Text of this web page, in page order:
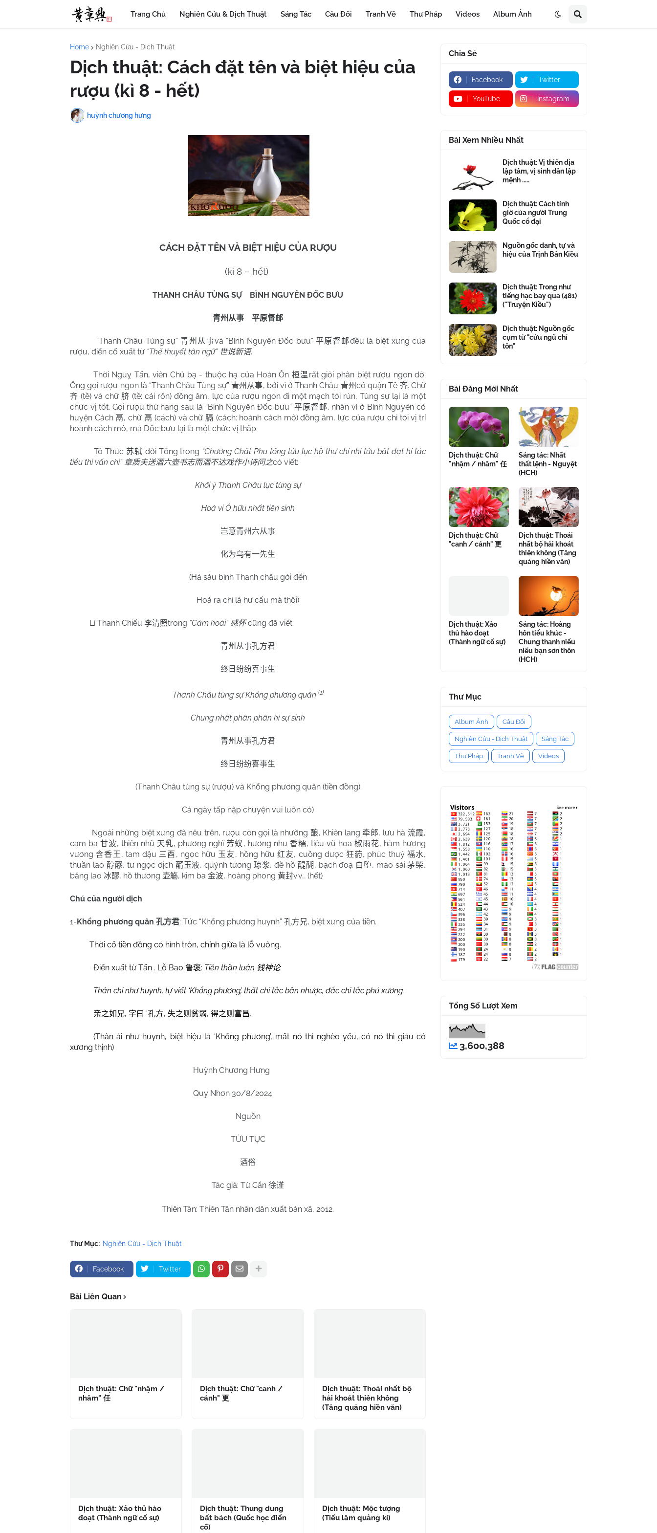
Trang Chủ Nghiên Cứu & Dịch Thuật Sáng Tác Câu Đối Tranh Vẽ Thư Pháp Videos Album Ảnh
Home Nghiên Cứu - Dịch Thuật
Dịch thuật: Cách đặt tên và biệt hiệu của
rượu (kì 8 - hết)
huỳnh chương hưng
CÁCH ĐẶT TÊN VÀ BIỆT HIỆU CỦA RƯỢU
(kì 8 – hết)
THANH CHÂU TÙNG SỰ BÌNH NGUYÊN ĐỐC BƯU
青州从事 平原督邮
“Thanh Châu Tùng sự” 青州从事và “Bình Nguyên Đốc bưu” 平原督邮đều là biệt xưng của
rượu, điển cố xuất từ “Thế thuyết tân ngữ” 世说新语.
Thời Nguỵ Tấn, viên Chủ bạ - thuộc hạ của Hoàn Ôn 桓温 rất giỏi phân biệt rượu ngon dở.
Ông gọi rượu ngon là “Thanh Châu Tùng sự” 青州从事, bởi vì ở Thanh Châu 青州có quận Tề 齐. Chữ
齐 (tề) và chữ 脐 (tề: cái rốn) đồng âm, lực của rượu ngon đi một mạch tới rún, Tùng sự lại là một
chức vị tốt. Gọi rượu thứ hạng sau là “Bình Nguyên Đốc bưu” 平原督邮, nhân vì ở Bình Nguyên có
huyện Cách鬲, chữ 鬲 (cách) và chữ 膈 (cách: hoành cách mô) đồng âm, lực của rượu chỉ tới vị trí
hoành cách mô, mà Đốc bưu lại là một chức vị thấp.
Tô Thức 苏轼 đời Tống trong “Chương Chất Phu tống tửu lục hồ thư chí nhi tửu bất đạt hí tác
tiểu thi vấn chi” 章质夫送酒六壶书志而酒不达戏作小诗问之có viết:
Khởi ý Thanh Châu lục tùng sự
Hoá vi Ô hữu nhất tiên sinh
岂意青州六从事
化为乌有一先生
(Há sáu bình Thanh châu gởi đến
Hoá ra chỉ là hư cấu mà thôi)
Lí Thanh Chiếu 李清照trong “Cảm hoài” 感怀 cũng đã viết:
青州从事孔方君
终日纷纷喜事生
Thanh Châu tùng sự Khổng phương quân (1)
Chung nhật phân phân hỉ sự sinh
青州从事孔方君
终日纷纷喜事生
(Thanh Châu tùng sự (rượu) và Khổng phương quân (tiền đồng)
Cả ngày tấp nập chuyện vui luôn có)
Ngoài những biệt xưng đã nêu trên, rượu còn gọi là nhưỡng酿, Khiên lang牵郎, lưu hà 流霞,
cam ba甘波, thiên nhũ 天乳, phương nghĩ 芳蚁 , hương nhu 香糯, tiêu vũ hoa 椒雨花, hàm hương
vương 含香王 , tam dậu 三酉 , ngọc hữu 玉友 , hồng hữu红友, cuồng dược 狂葯, phúc thuỷ 福水,
thuần lao 醇醪, tư ngọc dịch 醑玉液, quỳnh tương 琼浆, đề hồ醍醐 , bạch đoạ 白堕, mao sài茅柴,
băng lao 冰醪, hồ thương 壶觞, kim ba 金波, hoàng phong 黄封v.v… (hết)
Chú của người dịch
1-Khổng phương quân 孔方君: Tức “Khổng phương huynh” 孔方兄, biệt xưng của tiền.
Thời cổ tiền đồng có hình tròn, chính giữa là lỗ vuông.
Điển xuất từ Tấn . Lỗ Bao 鲁褒: Tiền thần luận 钱神论:
Thân chi như huynh, tự viết ‘Khổng phương’, thất chi tắc bần nhược, đắc chi tắc phú xương.
亲之如兄, 字曰 ‘孔方’, 失之则贫弱, 得之则富昌.
(Thân ái như huynh, biệt hiệu là ‘Khổng phương’, mất nó thì nghèo yếu, có nó thì giàu có
xương thịnh)
Huỳnh Chương Hưng
Quy Nhơn 30/8/2024
Nguồn
TỬU TỤC
酒俗
Tác giả: Từ Cẩn 徐谨
Thiên Tân: Thiên Tân nhân dân xuất bản xã, 2012.
Thư Mục: Nghiên Cứu - Dịch Thuật
Facebook Twitter
Bài Liên Quan
Dịch thuật: Chữ "nhậm /
nhâm" 任
Dịch thuật: Chữ "canh /
cánh" 更
Dịch thuật: Thoái nhất bộ
hải khoát thiên không
(Tăng quảng hiền văn)
Dịch thuật: Xảo thủ hào
đoạt (Thành ngữ cố sự)
Dịch thuật: Thung dung
bất bách (Quốc học điển
cố)
Dịch thuật: Mộc tượng
(Tiếu lâm quảng kí)
Chia Sẻ
Facebook Twitter
YouTube Instagram
Bài Xem Nhiều Nhất
Dịch thuật: Vị thiên địa
lập tâm, vị sinh dân lập
mệnh .....
Dịch thuật: Cách tính
giờ của người Trung
Quốc cổ đại
Nguồn gốc danh, tự và
hiệu của Trịnh Bản Kiều
Dịch thuật: Trong như
tiếng hạc bay qua (481)
("Truyện Kiều")
Dịch thuật: Nguồn gốc
cụm từ "cửu ngũ chí
tôn"
Bài Đăng Mới Nhất
Dịch thuật: Chữ
"nhậm / nhâm" 任
Sáng tác: Nhất
thất lệnh - Nguyệt
(HCH)
Dịch thuật: Chữ
"canh / cánh" 更
Dịch thuật: Thoái
nhất bộ hải khoát
thiên không (Tăng
quảng hiền văn)
Dịch thuật: Xảo
thủ hào đoạt
(Thành ngữ cố sự)
Sáng tác: Hoàng
hôn tiểu khúc -
Chung thanh niểu
niểu bạn sơn thôn
(HCH)
Thư Mục
Album Ảnh Câu Đối
Nghiên Cứu - Dịch Thuật Sáng Tác
Thư Pháp Tranh Vẽ Videos
Tổng Số Lượt Xem
3,600,388